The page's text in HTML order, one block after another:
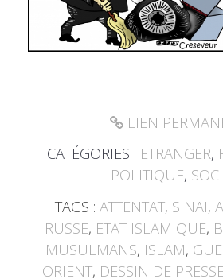
LIEN
CATÉGORIES : ETRANGER,
POLITIQUE,
TAGS : ATTENTAT, SINAÏ,
RUSSE, ETAT ISLAMIQUE,
MUSULMANS, ISLAM,
ORIENT, DESSIN DE PRESSE